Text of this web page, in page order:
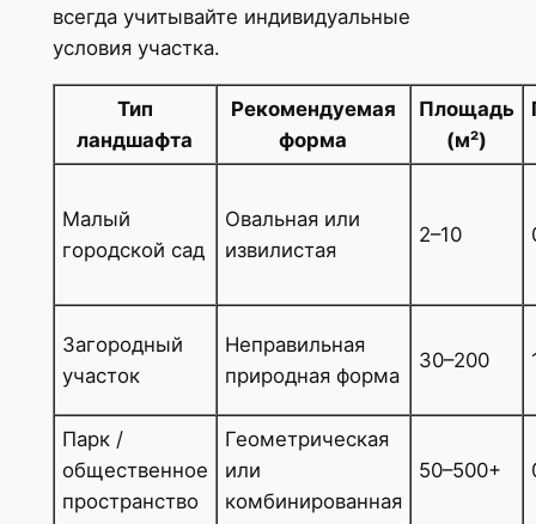
всегда учитывайте индивидуальные
условия участка.
Тип
ландшафта
Рекомендуемая
форма
Площадь
(м²)
Малый
городской сад
Овальная или
извилистая
2–10
Загородный
участок
Неправильная
природная форма
30–200
Парк /
общественное
пространство
Геометрическая
или
комбинированная
50–500+